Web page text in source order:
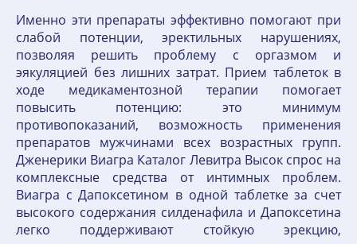
Именно эти препараты эффективно помогают при
слабой потенции, эректильных нарушениях,
позволяя решить проблему с оргазмом и
эякуляцией без лишних затрат. Прием таблеток в
ходе медикаментозной терапии помогает
повысить потенцию: это минимум
противопоказаний, возможность применения
препаратов мужчинами всех возрастных групп.
Дженерики Виагра Каталог Левитра Высок спрос на
комплексные средства от интимных проблем.
Виагра с Дапоксетином в одной таблетке за счет
высокого содержания силденафила и Дапоксетина
легко поддерживают стойкую эрекцию,